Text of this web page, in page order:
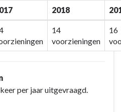
2018
14
voorzieningen
16
per jaar uitgevraagd.